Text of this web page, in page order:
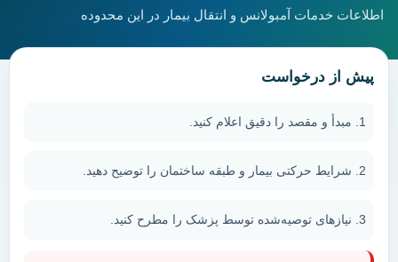
اطلاعات خدمات آمبولانس و انتقال بیمار در این محدوده
پیش از درخواست
مبدأ و مقصد را دقیق اعلام کنید.
شرایط حرکتی بیمار و طبقه ساختمان را توضیح دهید.
نیازهای توصیه‌شده توسط پزشک را مطرح کنید.